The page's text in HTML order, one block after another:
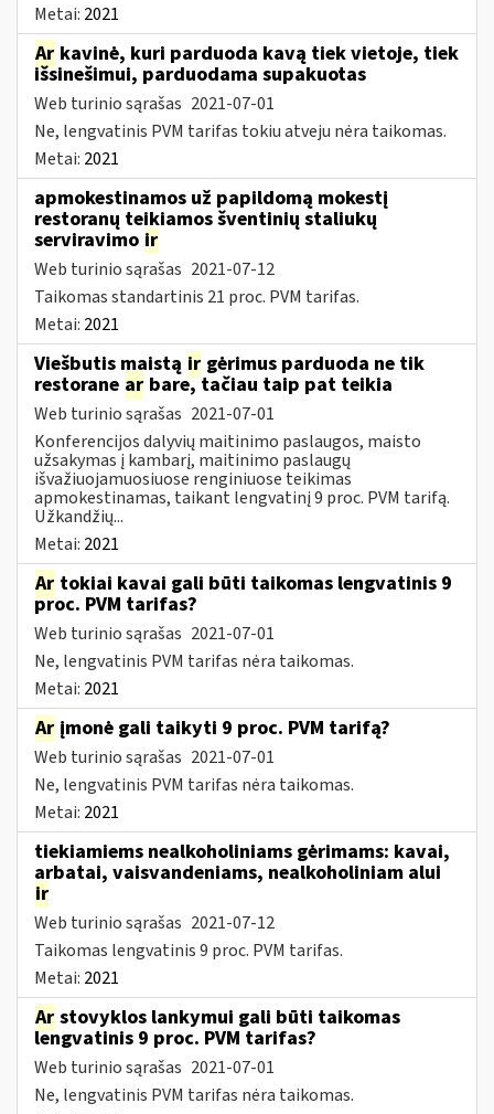
Metai: 2021
Ar kavinė, kuri parduoda kavą tiek vietoje, tiek
išsinešimui, parduodama supakuotas
Web turinio sąrašas 2021-07-01
Ne, lengvatinis PVM tarifas tokiu atveju nėra taikomas.
Metai: 2021
apmokestinamos už papildomą mokestį
restoranų teikiamos šventinių staliukų
serviravimo ir
Web turinio sąrašas 2021-07-12
Taikomas standartinis 21 proc. PVM tarifas.
Metai: 2021
Viešbutis maistą ir gėrimus parduoda ne tik
restorane ar bare, tačiau taip pat teikia
Web turinio sąrašas 2021-07-01
Konferencijos dalyvių maitinimo paslaugos, maisto
užsakymas į kambarį, maitinimo paslaugų
išvažiuojamuosiuose renginiuose teikimas
apmokestinamas, taikant lengvatinį 9 proc. PVM tarifą.
Užkandžių...
Metai: 2021
Ar tokiai kavai gali būti taikomas lengvatinis 9
proc. PVM tarifas?
Web turinio sąrašas 2021-07-01
Ne, lengvatinis PVM tarifas nėra taikomas.
Metai: 2021
Ar įmonė gali taikyti 9 proc. PVM tarifą?
Web turinio sąrašas 2021-07-01
Ne, lengvatinis PVM tarifas nėra taikomas.
Metai: 2021
tiekiamiems nealkoholiniams gėrimams: kavai,
arbatai, vaisvandeniams, nealkoholiniam alui
ir
Web turinio sąrašas 2021-07-12
Taikomas lengvatinis 9 proc. PVM tarifas.
Metai: 2021
Ar stovyklos lankymui gali būti taikomas
lengvatinis 9 proc. PVM tarifas?
Web turinio sąrašas 2021-07-01
Ne, lengvatinis PVM tarifas nėra taikomas.